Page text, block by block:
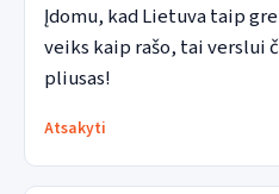
Įdomu, kad Lietuva taip
veiks kaip rašo, tai verslui
pliusas!
Atsakyti